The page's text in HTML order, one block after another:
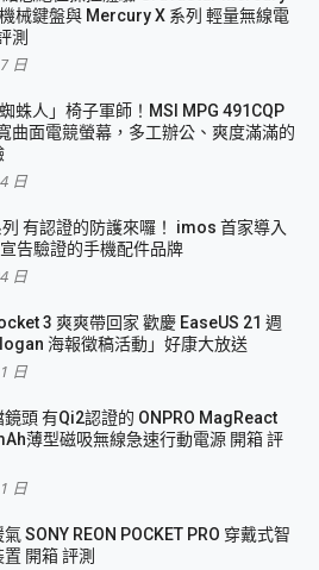
械鍵盤與 Mercury X 系列 輕量無線電
測
日
蛛人」椅子軍師！MSI MPG 491CQP
曲面電競螢幕，多工辦公、爽度滿滿的
日
有認證的防護來囉！ imos 首家導入
告驗證的手機配件品牌
日
3 爽爽帶回家 歡慶 EaseUS 21 週
海報徵稿活動」好康大放送
日
頭 有Qi2認證的 ONPRO MagReact
薄型磁吸無線急速行動電源 開箱 評
日
SONY REON POCKET PRO 穿戴式智
開箱 評測